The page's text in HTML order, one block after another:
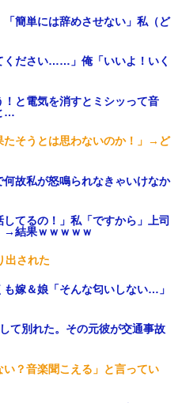
簡単には辞めさせない」私（ど
ください……」俺「いいよ！いく
と電気を消すとミシッって音
…
たそうとは思わないのか！」→ど
故私が怒鳴られなきゃいけなか
てるの！」私「ですから」上司
→結果ｗｗｗｗｗ
出された
嫁＆娘「そんな匂いしない…」
て別れた。その元彼が交通事故
？音楽聞こえる」と言ってい